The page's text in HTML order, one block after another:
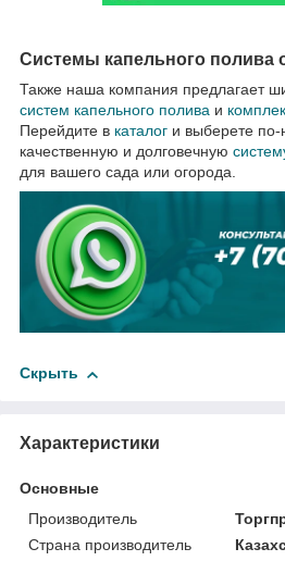
Системы капельного полива
Также наша компания предлагает
систем капельного полива и
Перейдите в каталог и выберете
качественную и долговечную
для вашего сада или огорода.
Скрыть
Характеристики
Основные
Производитель
Страна производитель